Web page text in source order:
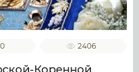
0 2406